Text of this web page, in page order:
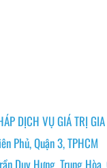
DỊCH VỤ GIÁ TRỊ
Phủ, Quận 3, TPHCM
Duy Hưng, Trung